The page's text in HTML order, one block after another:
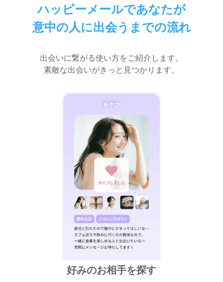
ハッピーメールであなたが
意中の人に出会うまでの流れ
出会いに繋がる使い方をご紹介します。
素敵な出会いがきっと見つかります。
好みのお相手を探す